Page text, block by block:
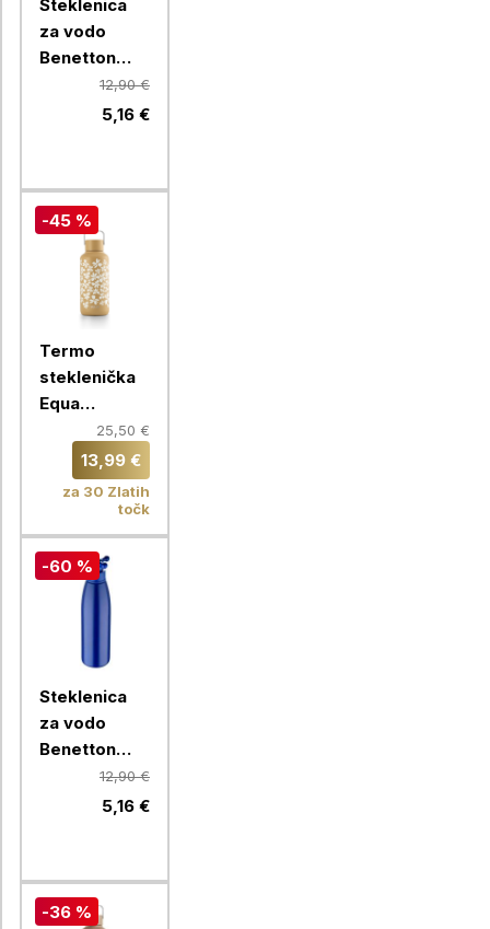
Steklenica
za vodo
Benetton
Rainbow 750
ml, zelena
12,90 €
5,16 €
-45 %
Termo
steklenička
Equa
Timeless,
600 ml,
Fleurs
25,50 €
13,99 €
za 30 Zlatih
točk
-60 %
Steklenica
za vodo
Benetton
Rainbow 750
ml, modra
12,90 €
5,16 €
-36 %